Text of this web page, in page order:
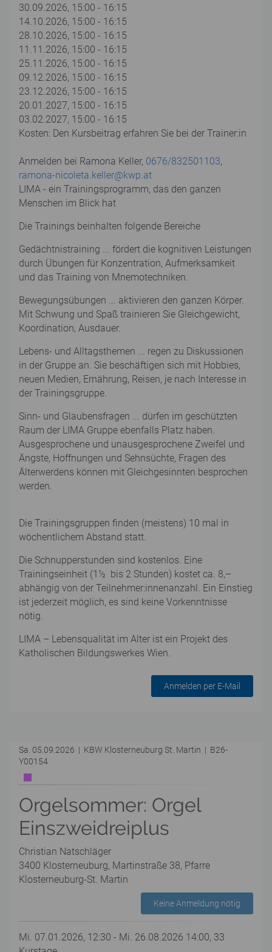
30.09.2026, 15:00 - 16:15
14.10.2026, 15:00 - 16:15
28.10.2026, 15:00 - 16:15
11.11.2026, 15:00 - 16:15
25.11.2026, 15:00 - 16:15
09.12.2026, 15:00 - 16:15
23.12.2026, 15:00 - 16:15
20.01.2027, 15:00 - 16:15
03.02.2027, 15:00 - 16:15
Kosten: Den Kursbeitrag erfahren Sie bei der Trainer:in
Anmelden bei Ramona Keller, 0676/832501103,
ramona-nicoleta.keller@kwp.at
LIMA - ein Trainingsprogramm, das den ganzen
Menschen im Blick hat
Die Trainings beinhalten folgende Bereiche
Gedächtnistraining ... fördert die kognitiven Leistungen
durch Übungen für Konzentration, Aufmerksamkeit
und das Training von Mnemotechniken.
Bewegungsübungen ... aktivieren den ganzen Körper.
Mit Schwung und Spaß trainieren Sie Gleichgewicht,
Koordination, Ausdauer.
Lebens- und Alltagsthemen ... regen zu Diskussionen
in der Gruppe an. Sie beschäftigen sich mit Hobbies,
neuen Medien, Ernährung, Reisen, je nach Interesse in
der Trainingsgruppe.
Sinn- und Glaubensfragen ... dürfen im geschützten
Raum der LIMA Gruppe ebenfalls Platz haben.
Ausgesprochene und unausgesprochene Zweifel und
Ängste, Hoffnungen und Sehnsüchte, Fragen des
Älterwerdens können mit Gleichgesinnten besprochen
werden.
Die Trainingsgruppen finden (meistens) 10 mal in
wöchentlichem Abstand statt.
Die Schnupperstunden sind kostenlos. Eine
Trainingseinheit (1½ bis 2 Stunden) kostet ca. 8,–
abhängig von der Teilnehmer:innenanzahl. Ein Einstieg
ist jederzeit möglich, es sind keine Vorkenntnisse
nötig.
LIMA – Lebensqualität im Alter ist ein Projekt des
Katholischen Bildungswerkes Wien.
Anmelden per E-Mail
Sa. 05.09.2026 | KBW Klosterneuburg St. Martin | B26-
Y00154
Orgelsommer: Orgel
Einszweidreiplus
Christian Natschläger
3400 Klosterneuburg, Martinstraße 38, Pfarre
Klosterneuburg-St. Martin
Keine Anmeldung nötig
Mi. 07.01.2026, 12:30 - Mi. 26.08.2026 14:00, 33